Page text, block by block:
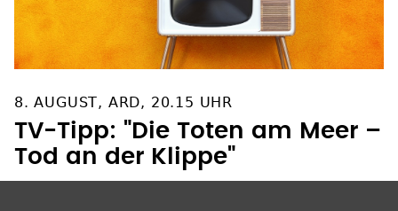
8. AUGUST, ARD, 20.15 UHR
TV-Tipp: "Die Toten am Meer –
Tod an der Klippe"